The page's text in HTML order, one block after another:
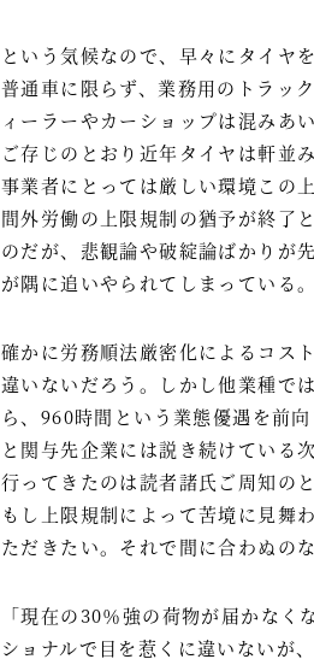
という気候なので、早々にタイヤ
普通車に限らず、業務用のトラッ
ィーラーやカーショップは混みあ
ご存じのとおり近年タイヤは軒並
事業者にとっては厳しい環境この
間外労働の上限規制の猶予が終了
のだが、悲観論や破綻論ばかりが
が隅に追いやられてしまっている。
確かに労務順法厳密化によるコス
違いないだろう。しかし他業種で
ら、960時間という業態優遇を前
と関与先企業には説き続けている
行ってきたのは読者諸氏ご周知の
もし上限規制によって苦境に見舞
ただきたい。それで間に合わぬの
「現在の30％強の荷物が届かな
ショナルで目を惹くに違いないが